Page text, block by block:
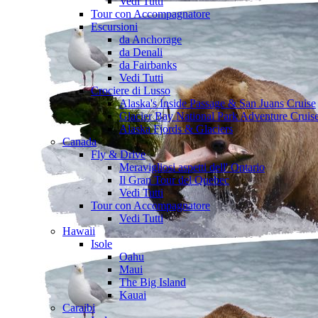
Tour con Accompagnatore
Escursioni
da Anchorage
da Denali
da Fairbanks
Vedi Tutti
Crociere di Lusso
Alaska's Inside Passage & San Juans Cruise
Glacier Bay National Park Adventure
Alaska Fjords & Glaciers
Canada
Fly & Drive
Meravigliosi aspetti dell' Ontario
Il Gran Tour del Quebec
Vedi Tutti
Tour con Accompagnatore
Vedi Tutti
Hawaii
Isole
Oahu
Maui
The Big Island
Kauai
Caraibi